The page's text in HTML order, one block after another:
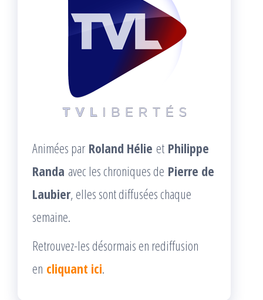
Animées par Roland Hélie et Philippe
Randa avec les chroniques de Pierre de
Laubier, elles sont diffusées chaque
semaine.
Retrouvez-les désormais en rediffusion
en cliquant ici.